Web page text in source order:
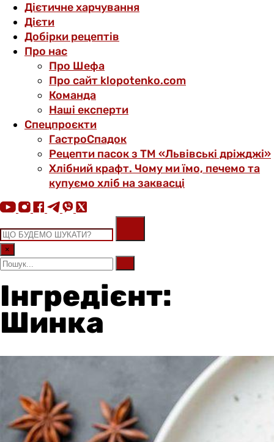
Дієтичне харчування
Дієти
Добірки рецептів
Про нас
Про Шефа
Про сайт klopotenko.com
Команда
Наші експерти
Спецпроєкти
ГастроСпадок
Рецепти пасок з ТМ «Львівські дріжджі»
Хлібний крафт. Чому ми їмо, печемо та
купуємо хліб на заквасці
×
Інгредієнт:
Шинка